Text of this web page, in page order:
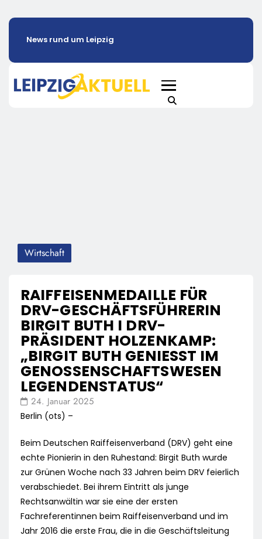
News rund um Leipzig
Wirtschaft
RAIFFEISENMEDAILLE FÜR
DRV-GESCHÄFTSFÜHRERIN
BIRGIT BUTH I DRV-
PRÄSIDENT HOLZENKAMP:
„BIRGIT BUTH GENIESST IM G
ENOSSENSCHAFTSWESEN L
EGENDENSTATUS“
24. Januar 2025
Berlin (ots) –
Beim Deutschen Raiffeisenverband (DRV) geht eine
echte Pionierin in den Ruhestand: Birgit Buth wurde
zur Grünen Woche nach 33 Jahren beim DRV feierlich
verabschiedet. Bei ihrem Eintritt als junge
Rechtsanwältin war sie eine der ersten
Fachreferentinnen beim Raiffeisenverband und im
Jahr 2016 die erste Frau, die in die Geschäftsleitung